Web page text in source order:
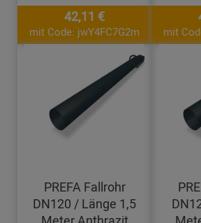
42,11 €
mit Code: jwY4FC7G2m mit
PREFA Fallrohr
DN120 / Länge 1,5